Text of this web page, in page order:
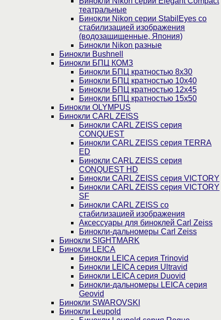
театральные
Бинокли Nikon серии StabilEyes со
стабилизацией изображения
(водозащищенные, Япония)
Бинокли Nikon разные
Бинокли Bushnell
Бинокли БПЦ КОМЗ
Бинокли БПЦ кратностью 8х30
Бинокли БПЦ кратностью 10х40
Бинокли БПЦ кратностью 12х45
Бинокли БПЦ кратностью 15х50
Бинокли OLYMPUS
Бинокли CARL ZEISS
Бинокли CARL ZEISS серия
CONQUEST
Бинокли CARL ZEISS серия TERRA
ED
Бинокли CARL ZEISS серия
CONQUEST HD
Бинокли CARL ZEISS серия VICTORY
Бинокли CARL ZEISS серия VICTORY
SF
Бинокли CARL ZEISS со
стабилизацией изображения
Аксессуары для биноклей Carl Zeiss
Бинокли-дальномеры Carl Zeiss
Бинокли SIGHTMARK
Бинокли LEICA
Бинокли LEICA серия Trinovid
Бинокли LEICA серия Ultravid
Бинокли LEICA серия Duovid
Бинокли-дальномеры LEICA серия
Geovid
Бинокли SWAROVSKI
Бинокли Leupold